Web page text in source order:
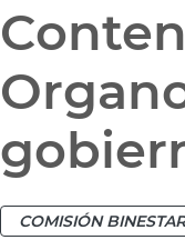
COMISIÓN